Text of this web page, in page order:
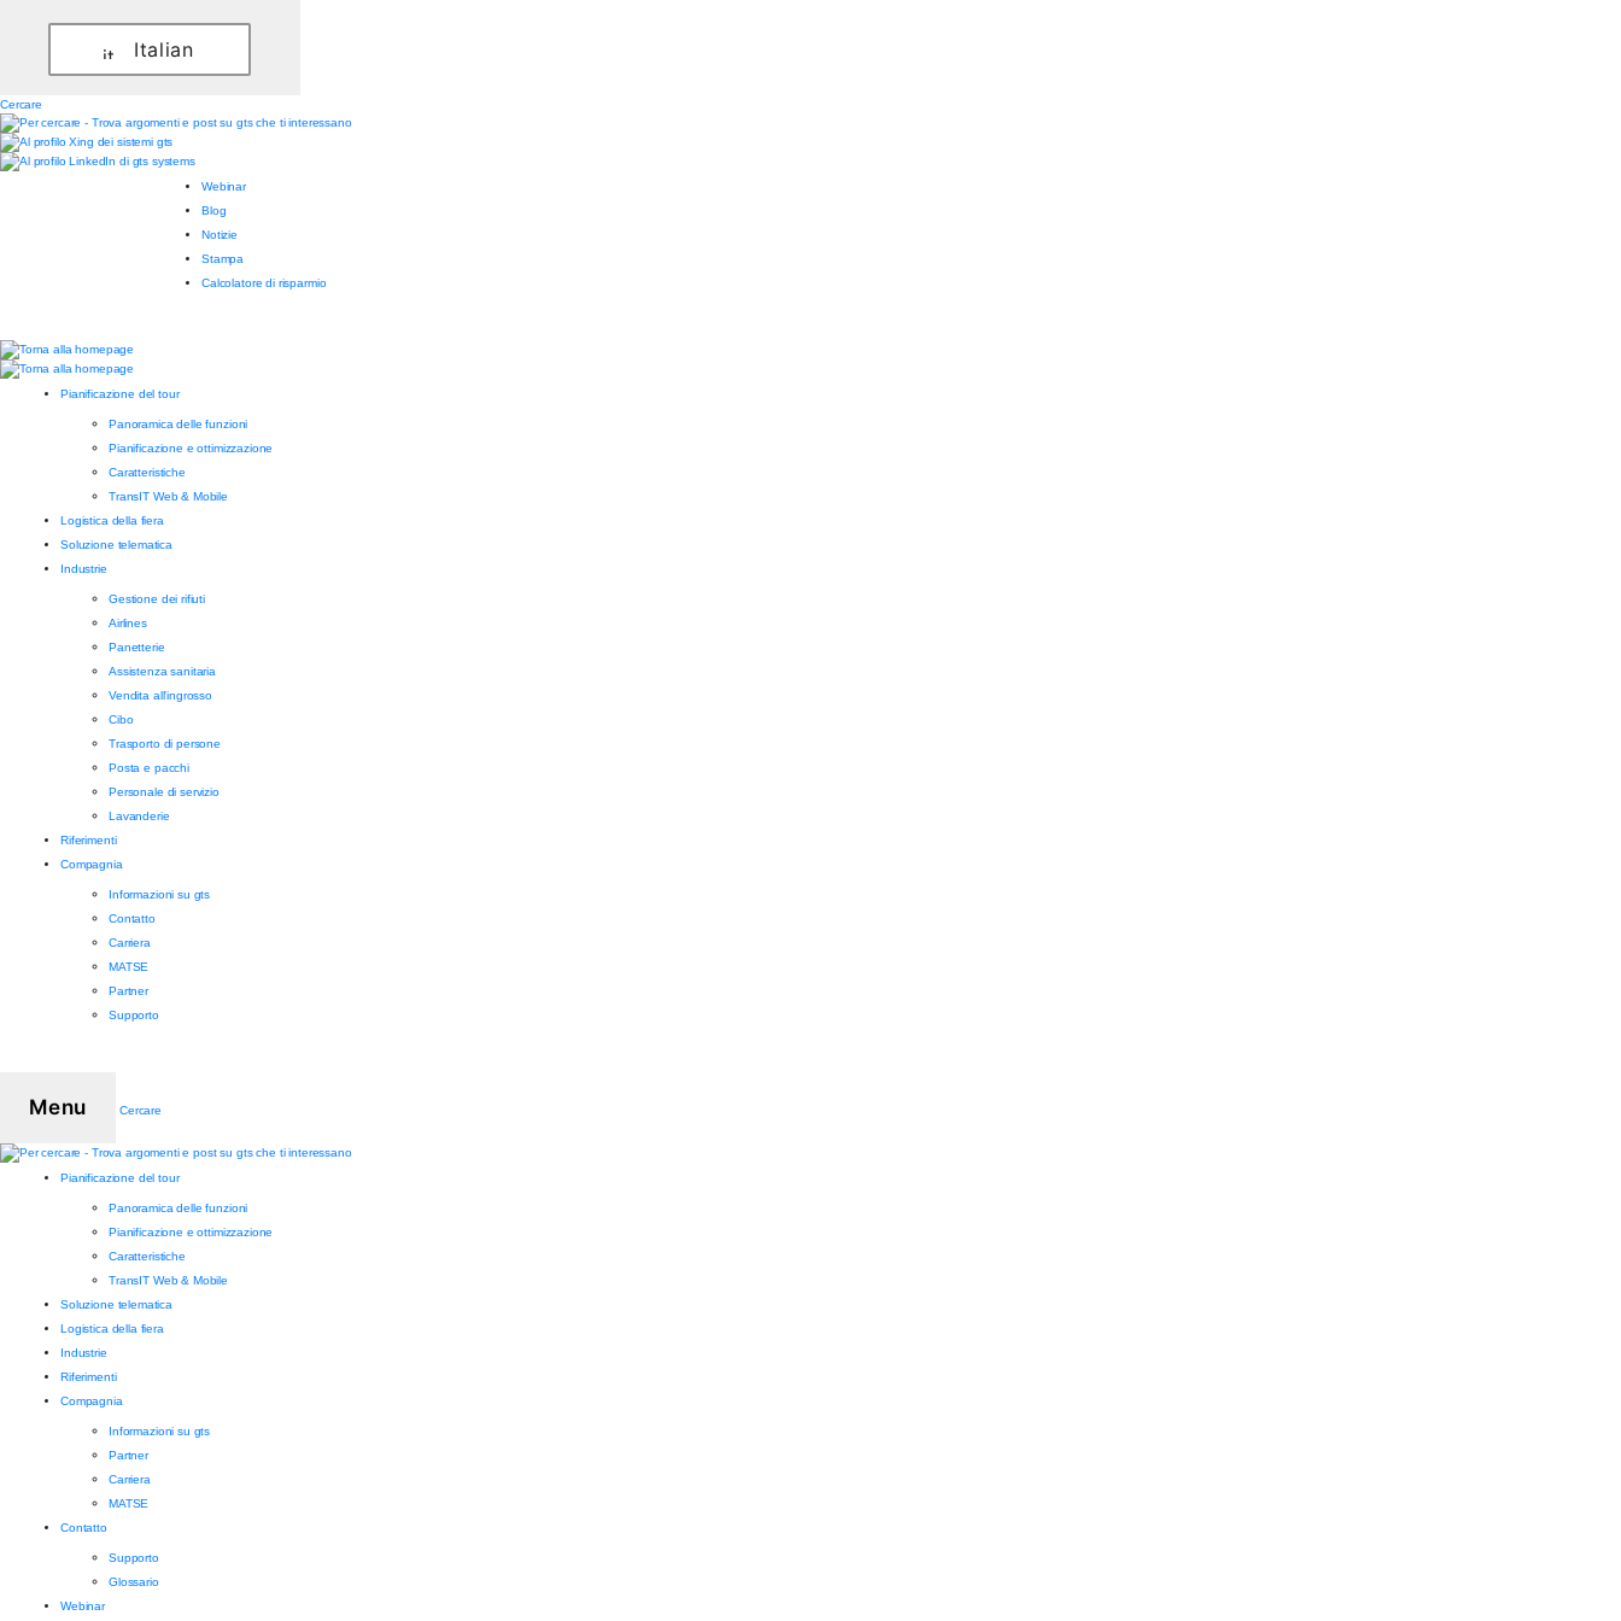
Italian
Cercare
Webinar
Blog
Notizie
Stampa
Calcolatore di risparmio
Pianificazione del tour
Panoramica delle funzioni
Pianificazione e ottimizzazione
Caratteristiche
TransIT Web & Mobile
Logistica della fiera
Soluzione telematica
Industrie
Gestione dei rifiuti
Airlines
Panetterie
Assistenza sanitaria
Vendita all'ingrosso
Cibo
Trasporto di persone
Posta e pacchi
Personale di servizio
Lavanderie
Riferimenti
Compagnia
Informazioni su gts
Contatto
Carriera
MATSE
Partner
Supporto
Menu Cercare
Pianificazione del tour
Panoramica delle funzioni
Pianificazione e ottimizzazione
Caratteristiche
TransIT Web & Mobile
Soluzione telematica
Logistica della fiera
Industrie
Riferimenti
Compagnia
Informazioni su gts
Partner
Carriera
MATSE
Contatto
Supporto
Glossario
Webinar